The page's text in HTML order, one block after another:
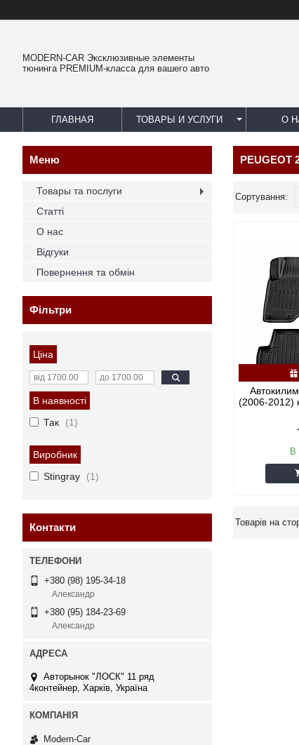
MODERN-CAR Эксклюзивные элементы
тюнинга PREMIUM-класса для вашего авто
ГЛАВНАЯ ТОВАРЫ И УСЛУГИ О
PEUGEOT
(2006-2012)
В
Товары та послуги
Статті
О нас
Відгуки
Повернення та обмін
Фільтри
Ціна
В наявності
Так
1
Виробник
Stingray
1
Контакти
+380 (98) 195-34-18
Александр
+380 (95) 184-23-69
Александр
Авторынок "ЛОСК" 11 ряд
4контейнер, Харків, Україна
Modern-Car